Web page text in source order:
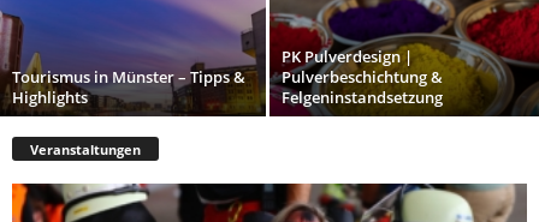
Tourismus in Münster – Tipps &
Highlights
PK Pulverdesign |
Pulverbeschichtung &
Felgeninstandsetzung
Veranstaltungen